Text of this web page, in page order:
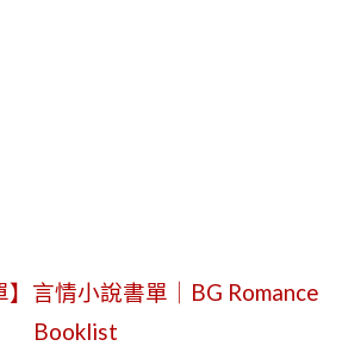
】言情小說書單｜BG Romance
Booklist